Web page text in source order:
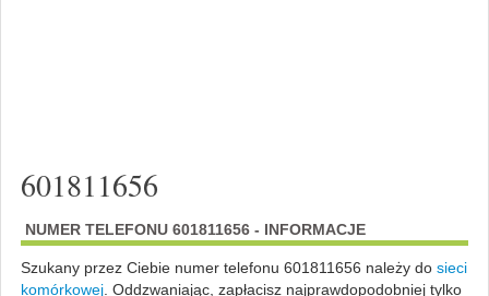
601811656
NUMER TELEFONU 601811656 - INFORMACJE
Szukany przez Ciebie numer telefonu 601811656 należy do sieci
komórkowej. Oddzwaniając, zapłacisz najprawdopodobniej tylko